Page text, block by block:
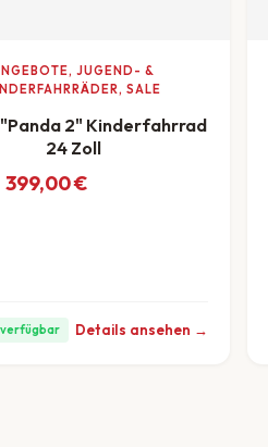
JUGEND- &
SALE
2" Kinderfahrrad
24 Zoll
Preis war: 499,00 €
399,00€
Preis ist: 399,00 €.
Details ansehen →